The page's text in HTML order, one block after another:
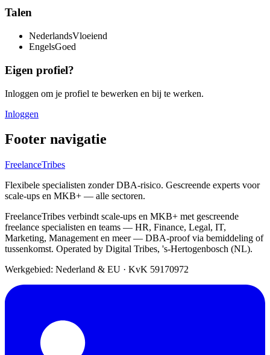
Talen
NederlandsVloeiend
EngelsGoed
Eigen profiel?
Inloggen om je profiel te bewerken en bij te werken.
Inloggen
Footer navigatie
FreelanceTribes
Flexibele specialisten zonder DBA-risico. Gescreende experts voor
scale-ups en MKB+ — alle sectoren.
FreelanceTribes verbindt scale-ups en MKB+ met gescreende
freelance specialisten en teams — HR, Finance, Legal, IT,
Marketing, Management en meer — DBA-proof via bemiddeling of
tussenkomst. Operated by Digital Tribes, 's-Hertogenbosch (NL).
Werkgebied: Nederland & EU · KvK 59170972